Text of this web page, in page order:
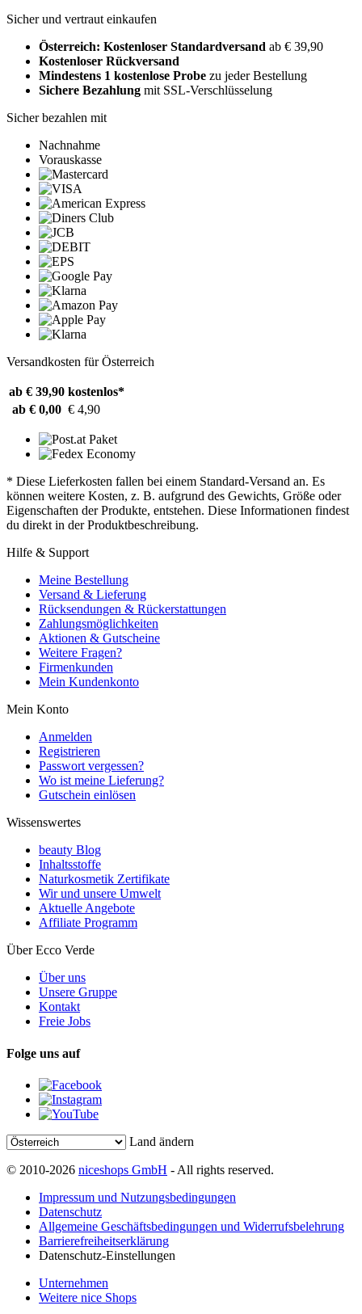
Sicher und vertraut einkaufen
Österreich: Kostenloser Standardversand ab € 39,90
Kostenloser Rückversand
Mindestens 1 kostenlose Probe zu jeder Bestellung
Sichere Bezahlung mit SSL-Verschlüsselung
Sicher bezahlen mit
Nachnahme
Vorauskasse
Versandkosten für Österreich
ab € 39,90 kostenlos*
ab € 0,00 € 4,90
* Diese Lieferkosten fallen bei einem Standard-Versand an. Es
können weitere Kosten, z. B. aufgrund des Gewichts, Größe oder
Eigenschaften der Produkte, entstehen. Diese Informationen findest
du direkt in der Produktbeschreibung.
Hilfe & Support
Meine Bestellung
Versand & Lieferung
Rücksendungen & Rückerstattungen
Zahlungsmöglichkeiten
Aktionen & Gutscheine
Weitere Fragen?
Firmenkunden
Mein Kundenkonto
Mein Konto
Anmelden
Registrieren
Passwort vergessen?
Wo ist meine Lieferung?
Gutschein einlösen
Wissenswertes
beauty Blog
Inhaltsstoffe
Naturkosmetik Zertifikate
Wir und unsere Umwelt
Aktuelle Angebote
Affiliate Programm
Über Ecco Verde
Über uns
Unsere Gruppe
Kontakt
Freie Jobs
Folge uns auf
Land ändern
© 2010-2026 niceshops GmbH - All rights reserved.
Impressum und Nutzungsbedingungen
Datenschutz
Allgemeine Geschäftsbedingungen und Widerrufsbelehrung
Barrierefreiheitserklärung
Datenschutz-Einstellungen
Unternehmen
Weitere nice Shops